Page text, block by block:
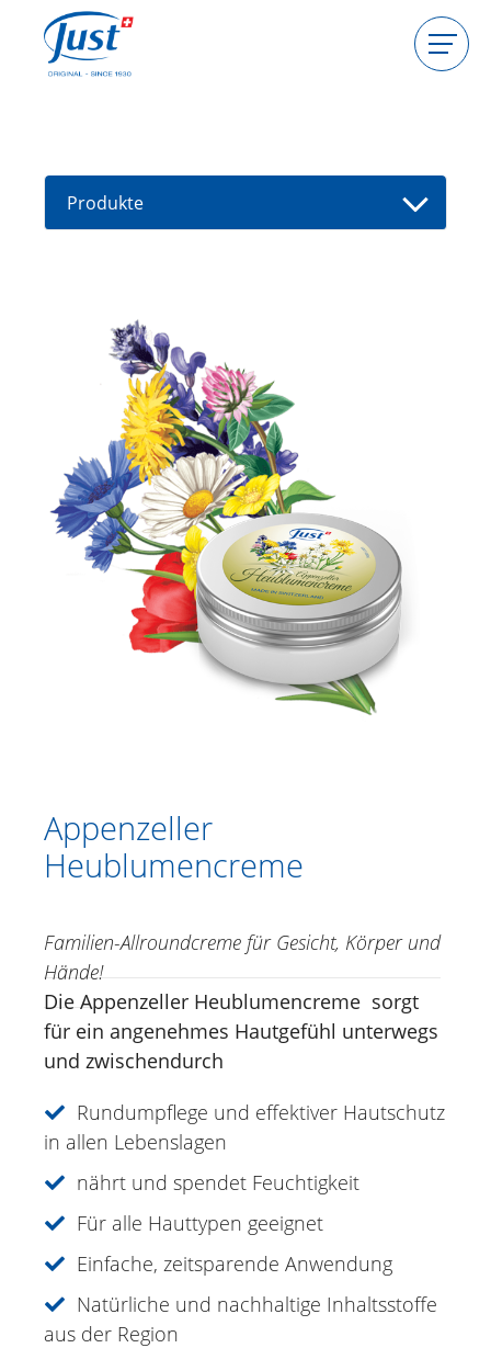
Beraterin werden
Ratgeber
Produkte
Angebote
High Light
Baden
Haarpflege
Katalog
Duschen
Körperpflege
Kräutercremen
Aromatherapie
Sonnencreme
31 Kräuter 20ml
Eucasol Zerstäuber
Appenzeller Heublumencreme
Augentrost Augenlidspray
Herbal Active Fluid Massage Roll-on
Lippenpflege
Haushaltsprodukte
Appenzeller
Heublumencreme
Familien-Allroundcreme für Gesicht, Körper und
Hände!
Die Appenzeller Heublumencreme sorgt
für ein angenehmes Hautgefühl unterwegs
und zwischendurch
Rundumpflege und effektiver Hautschutz
in allen Lebenslagen
nährt und spendet Feuchtigkeit
Für alle Hauttypen geeignet
Einfache, zeitsparende Anwendung
Natürliche und nachhaltige Inhaltsstoffe
aus der Region